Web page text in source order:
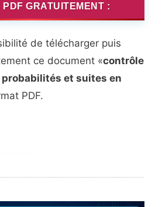
PDF GRATUITEMENT :
de télécharger puis
ce document «contrôle
et suites en
PDF.